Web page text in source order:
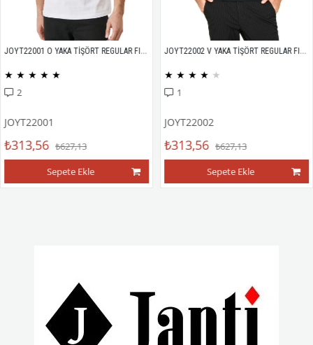
JOYT22001 O YAKA TİŞÖRT REGULAR FIT %100 PAMUK COMPACK PENYE
★ ★ ★ ★ ★
2
JOYT22001
₺313,56 ₺627,13
Sepete Ekle
JOYT22002 V YAKA TİŞÖRT REGULAR FIT %100 PAMUK COMPACK PENYE
★ ★ ★ ★ ★
1
JOYT22002
₺313,56 ₺627,13
Sepete Ekle